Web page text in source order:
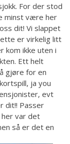
For der stod
minst være her
dit! Vi slappet
er virkelig litt
kom ikke uten i
Ett helt
gjøre for en
ja you
evt
dit!! Passer
var det
så er det en